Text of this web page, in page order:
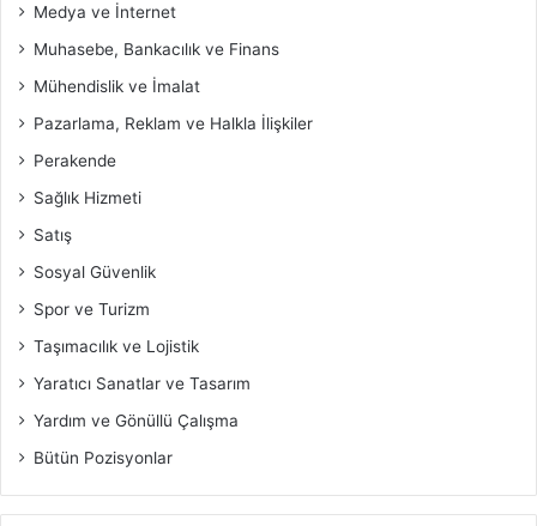
Medya ve İnternet
Muhasebe, Bankacılık ve Finans
Mühendislik ve İmalat
Pazarlama, Reklam ve Halkla İlişkiler
Perakende
Sağlık Hizmeti
Satış
Sosyal Güvenlik
Spor ve Turizm
Taşımacılık ve Lojistik
Yaratıcı Sanatlar ve Tasarım
Yardım ve Gönüllü Çalışma
Bütün Pozisyonlar